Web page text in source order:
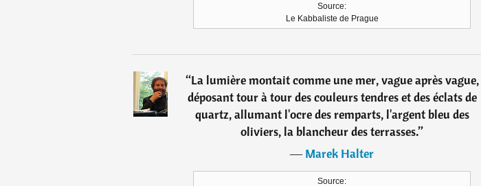
Source:
Le Kabbaliste de Prague
“La lumière montait comme une mer, vague après vague,
déposant tour à tour des couleurs tendres et des éclats de
quartz, allumant l'ocre des remparts, l'argent bleu des
oliviers, la blancheur des terrasses.”
―Marek Halter
Source: